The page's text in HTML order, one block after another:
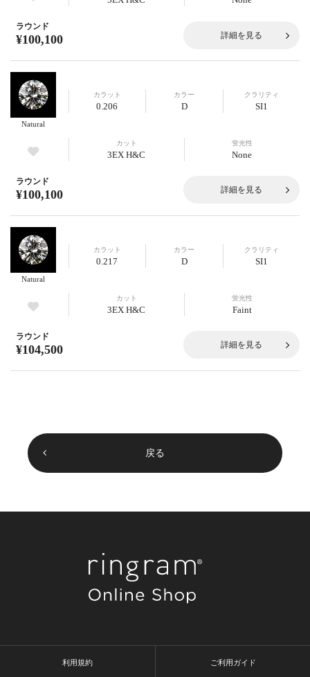
ラウンド
¥100,100 詳細を見る
Natural
カラット
0.206
カラー
D
クラリティ
SI1
カット
3EX H&C
蛍光性
None
ラウンド
¥100,100 詳細を見る
Natural
カラット
0.217
カラー
D
クラリティ
SI1
カット
3EX H&C
蛍光性
Faint
ラウンド
¥104,500 詳細を見る
戻る
利用規約 ご利用ガイド